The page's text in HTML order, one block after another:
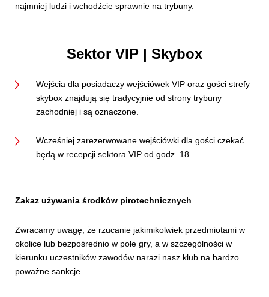
najmniej ludzi i wchodźcie sprawnie na trybuny.
Sektor VIP | Skybox
Wejścia dla posiadaczy wejściówek VIP oraz gości strefy
skybox znajdują się tradycyjnie od strony trybuny
zachodniej i są oznaczone.
Wcześniej zarezerwowane wejściówki dla gości czekać
będą w recepcji sektora VIP od godz. 18.
Zakaz używania środków pirotechnicznych
Zwracamy uwagę, że rzucanie jakimikolwiek przedmiotami w
okolice lub bezpośrednio w pole gry, a w szczególności w
kierunku uczestników zawodów narazi nasz klub na bardzo
poważne sankcje.